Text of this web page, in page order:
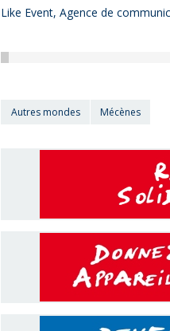
Like Event, Agence de
Autres mondes Mécènes